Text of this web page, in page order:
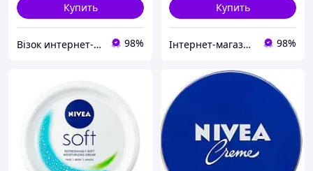
Купить
Візок интернет-магазин 98%
Купить
Інтернет-магазин Only Quality 98%